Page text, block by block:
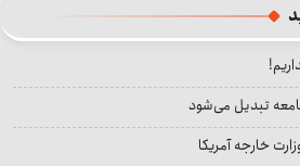
تبدیل می‌شود
خارجه آمریکا